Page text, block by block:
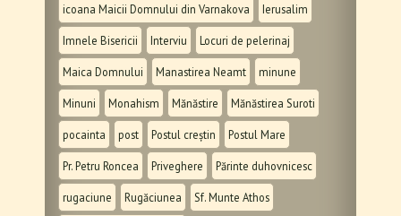
icoana Maicii Domnului din Varnakova Ierusalim
Imnele Bisericii Interviu Locuri de pelerinaj
Maica Domnului Manastirea Neamt minune
Minuni Monahism Mănăstire Mănăstirea Suroti
pocainta post Postul creștin Postul Mare
Pr. Petru Roncea Priveghere Părinte duhovnicesc
rugaciune Rugăciunea Sf. Munte Athos